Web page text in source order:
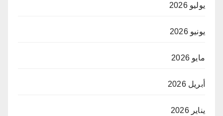
يوليو 2026
يونيو 2026
مايو 2026
أبريل 2026
يناير 2026